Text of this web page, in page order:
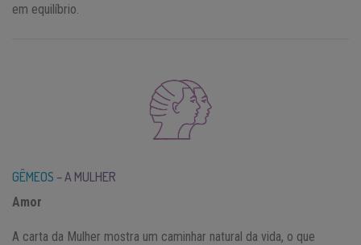
em equilíbrio.
GÊMEOS – A MULHER
Amor
A carta da Mulher mostra um caminhar natural da vida, o que